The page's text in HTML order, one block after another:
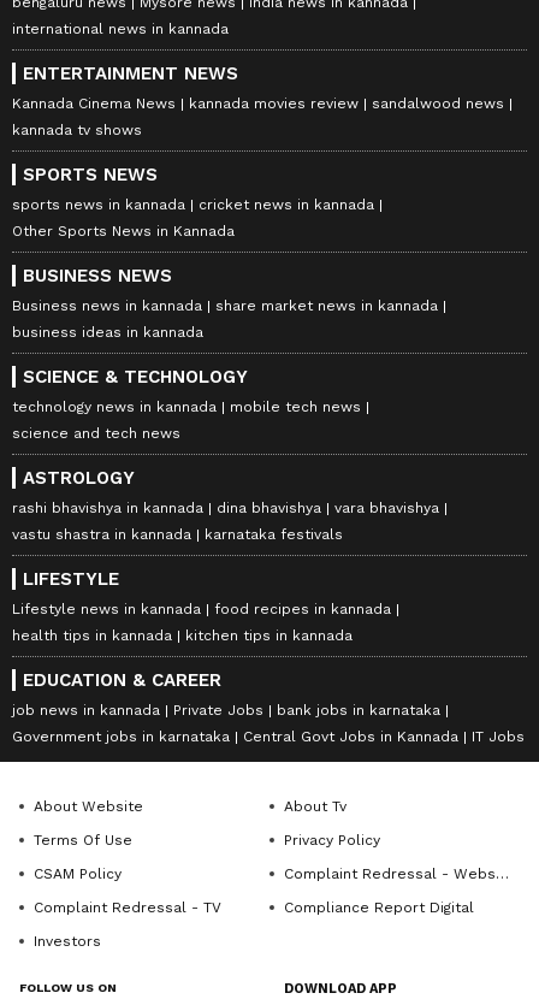
international news in kannada
ENTERTAINMENT NEWS
Kannada Cinema News kannada movies review
sandalwood news
kannada tv shows
SPORTS NEWS
sports news in kannada
cricket news in kannada
Other Sports News in Kannada
BUSINESS NEWS
Business news in kannada
share market news in kannada
business ideas in kannada
SCIENCE & TECHNOLOGY
technology news in kannada
mobile tech news
science and tech news
ASTROLOGY
rashi bhavishya in kannada dina bhavishya
vara bhavishya
vastu shastra in kannada
karnataka festivals
LIFESTYLE
Lifestyle news in kannada
food recipes in kannada
health tips in kannada
kitchen tips in kannada
EDUCATION & CAREER
job news in kannada Private Jobs
bank jobs in karnataka
Government jobs in karnataka
Central Govt Jobs in Kannada IT Jobs
About Website
About Tv
Terms Of Use
Privacy Policy
CSAM Policy
Complaint Redressal - Website
Complaint Redressal - TV
Compliance Report Digital
Investors
FOLLOW US ON DOWNLOAD APP